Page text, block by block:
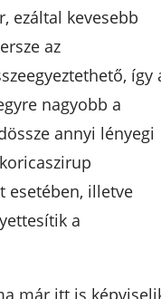
ezáltal kevesebb
az
így
nagyobb a
annyi lényegi
esetében, illetve
a
már itt is